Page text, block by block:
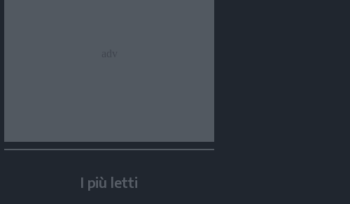
I più letti